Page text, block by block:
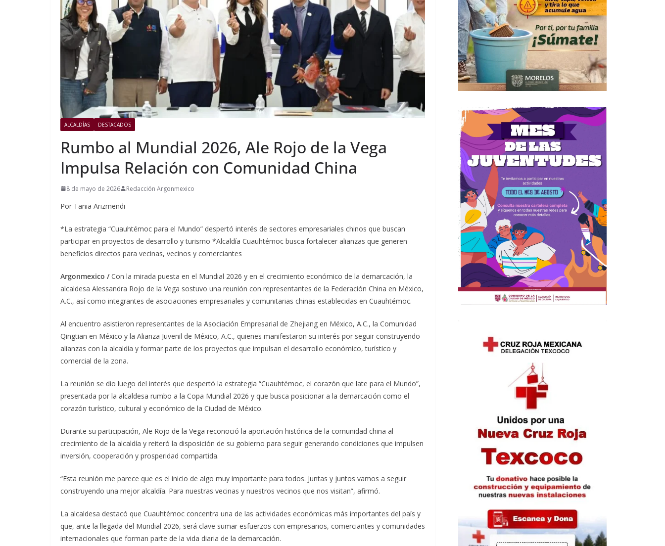
ALCALDÍAS DESTACADOS
Rumbo al Mundial 2026, Ale Rojo de la Vega
Impulsa Relación con Comunidad China
8 de mayo de 2026 Redacción Argonmexico
Por Tania Arizmendi
*La estrategia “Cuauhtémoc para el Mundo” despertó interés de sectores empresariales chinos que buscan
participar en proyectos de desarrollo y turismo *Alcaldía Cuauhtémoc busca fortalecer alianzas que generen
beneficios directos para vecinas, vecinos y comerciantes
Argonmexico /Con la mirada puesta en el Mundial 2026 y en el crecimiento económico de la demarcación, la
alcaldesa Alessandra Rojo de la Vega sostuvo una reunión con representantes de la Federación China en México,
A.C., así como integrantes de asociaciones empresariales y comunitarias chinas establecidas en Cuauhtémoc.
Al encuentro asistieron representantes de la Asociación Empresarial de Zhejiang en México, A.C., la Comunidad
Qingtian en México y la Alianza Juvenil de México, A.C., quienes manifestaron su interés por seguir construyendo
alianzas con la alcaldía y formar parte de los proyectos que impulsan el desarrollo económico, turístico y
comercial de la zona.
La reunión se dio luego del interés que despertó la estrategia “Cuauhtémoc, el corazón que late para el Mundo”,
presentada por la alcaldesa rumbo a la Copa Mundial 2026 y que busca posicionar a la demarcación como el
corazón turístico, cultural y económico de la Ciudad de México.
Durante su participación, Ale Rojo de la Vega reconoció la aportación histórica de la comunidad china al
crecimiento de la alcaldía y reiteró la disposición de su gobierno para seguir generando condiciones que impulsen
inversión, cooperación y prosperidad compartida.
“Esta reunión me parece que es el inicio de algo muy importante para todos. Juntas y juntos vamos a seguir
construyendo una mejor alcaldía. Para nuestras vecinas y nuestros vecinos que nos visitan”, afirmó.
La alcaldesa destacó que Cuauhtémoc concentra una de las actividades económicas más importantes del país y
que, ante la llegada del Mundial 2026, será clave sumar esfuerzos con empresarios, comerciantes y comunidades
internacionales que forman parte de la vida diaria de la demarcación.